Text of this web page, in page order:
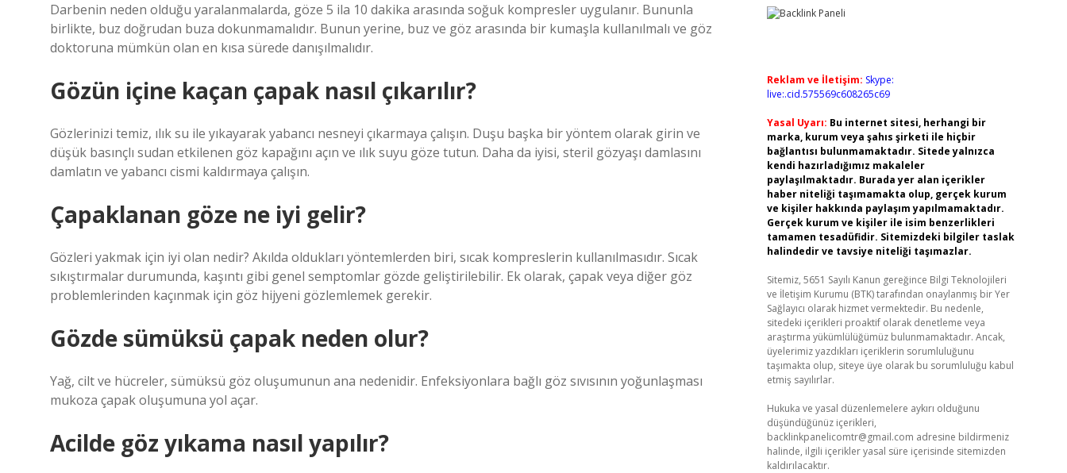
Darbenin neden olduğu yaralanmalarda, göze 5 ila 10 dakika arasında soğuk kompresler uygulanır. Bununla
birlikte, buz doğrudan buza dokunmamalıdır. Bunun yerine, buz ve göz arasında bir kumaşla kullanılmalı ve göz
doktoruna mümkün olan en kısa sürede danışılmalıdır.
Gözün içine kaçan çapak nasıl çıkarılır?
Gözlerinizi temiz, ılık su ile yıkayarak yabancı nesneyi çıkarmaya çalışın. Duşu başka bir yöntem olarak girin ve
düşük basınçlı sudan etkilenen göz kapağını açın ve ılık suyu göze tutun. Daha da iyisi, steril gözyaşı damlasını
damlatın ve yabancı cismi kaldırmaya çalışın.
Çapaklanan göze ne iyi gelir?
Gözleri yakmak için iyi olan nedir? Akılda oldukları yöntemlerden biri, sıcak kompreslerin kullanılmasıdır. Sıcak
sıkıştırmalar durumunda, kaşıntı gibi genel semptomlar gözde geliştirilebilir. Ek olarak, çapak veya diğer göz
problemlerinden kaçınmak için göz hijyeni gözlemlemek gerekir.
Gözde sümüksü çapak neden olur?
Yağ, cilt ve hücreler, sümüksü göz oluşumunun ana nedenidir. Enfeksiyonlara bağlı göz sıvısının yoğunlaşması
mukoza çapak oluşumuna yol açar.
Acilde göz yıkama nasıl yapılır?
Reklam ve İletişim: Skype:
live:.cid.575569c608265c69
Yasal Uyarı: Bu internet sitesi, herhangi bir
marka, kurum veya şahıs şirketi ile hiçbir
bağlantısı bulunmamaktadır. Sitede yalnızca
kendi hazırladığımız makaleler
paylaşılmaktadır. Burada yer alan içerikler
haber niteliği taşımamakta olup, gerçek kurum
ve kişiler hakkında paylaşım yapılmamaktadır.
Gerçek kurum ve kişiler ile isim benzerlikleri
tamamen tesadüfidir. Sitemizdeki bilgiler taslak
halindedir ve tavsiye niteliği taşımazlar.
Sitemiz, 5651 Sayılı Kanun gereğince Bilgi Teknolojileri
ve İletişim Kurumu (BTK) tarafından onaylanmış bir Yer
Sağlayıcı olarak hizmet vermektedir. Bu nedenle,
sitedeki içerikleri proaktif olarak denetleme veya
araştırma yükümlülüğümüz bulunmamaktadır. Ancak,
üyelerimiz yazdıkları içeriklerin sorumluluğunu
taşımakta olup, siteye üye olarak bu sorumluluğu kabul
etmiş sayılırlar.
Hukuka ve yasal düzenlemelere aykırı olduğunu
düşündüğünüz içerikleri,
backlinkpanelicomtr@gmail.com adresine bildirmeniz
halinde, ilgili içerikler yasal süre içerisinde sitemizden
kaldırılacaktır.